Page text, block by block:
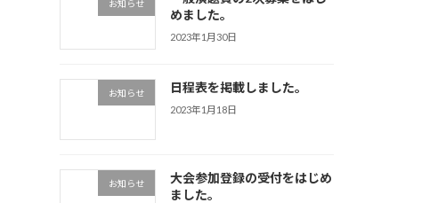
お知らせ
めました。
2023年1月30日
お知らせ 日程表を掲載しました。
2023年1月18日
お知らせ
大会参加登録の受付をはじめ
ました。